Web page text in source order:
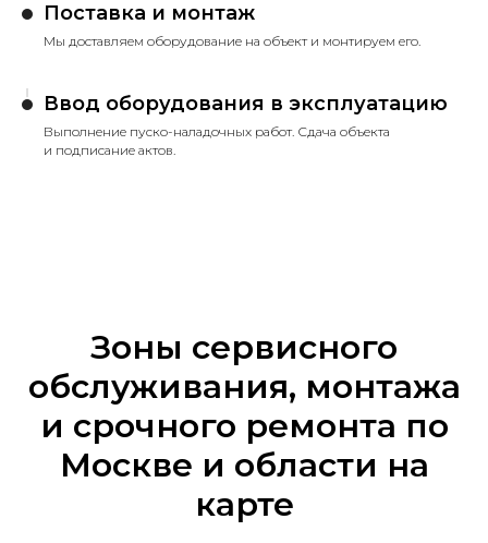
Поставка и монтаж
Мы доставляем оборудование на объект и монтируем его.
Ввод оборудования в эксплуатацию
Выполнение пуско-наладочных работ. Сдача объекта
и подписание актов.
Зоны сервисного
обслуживания, монтажа
и срочного ремонта по
Москве и области на
карте